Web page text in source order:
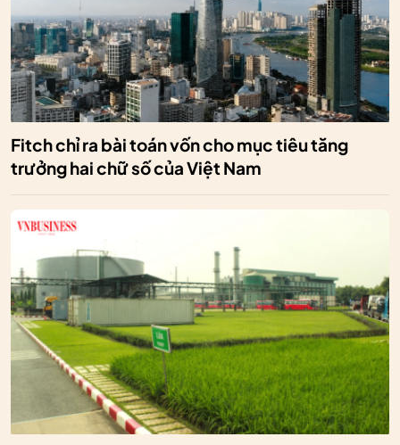
Fitch chỉ ra bài toán vốn cho mục tiêu tăng
trưởng hai chữ số của Việt Nam